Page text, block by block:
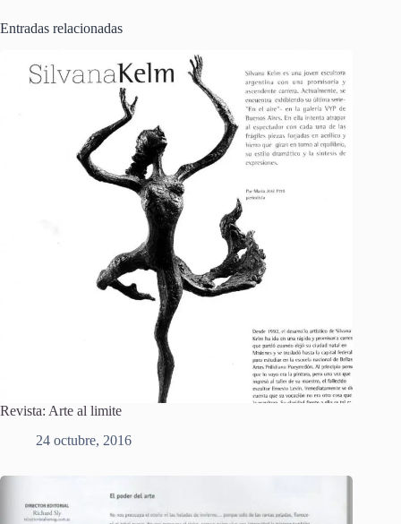
Entradas relacionadas
Revista: Arte al limite
24 octubre, 2016